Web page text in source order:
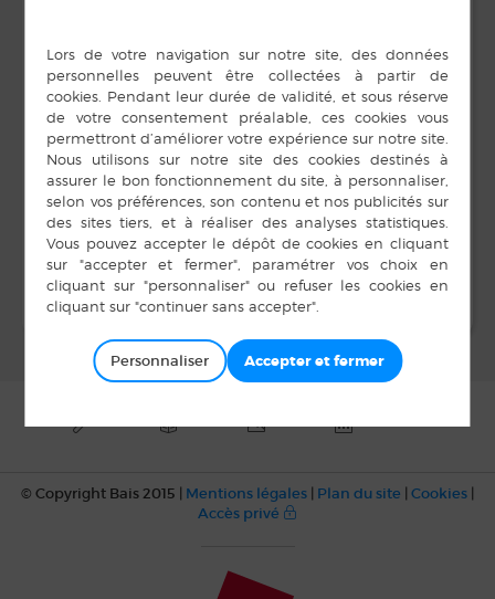
26 mars 2017
Heure :
8 h 00 min à 17 h 00
min
LIEU
Salle Unisson
Solidarité
Loto Conseil Municipal
© Copyright Bais 2015 | Mentions légales | Plan du site | Cookies |
Accès privé
Personnaliser